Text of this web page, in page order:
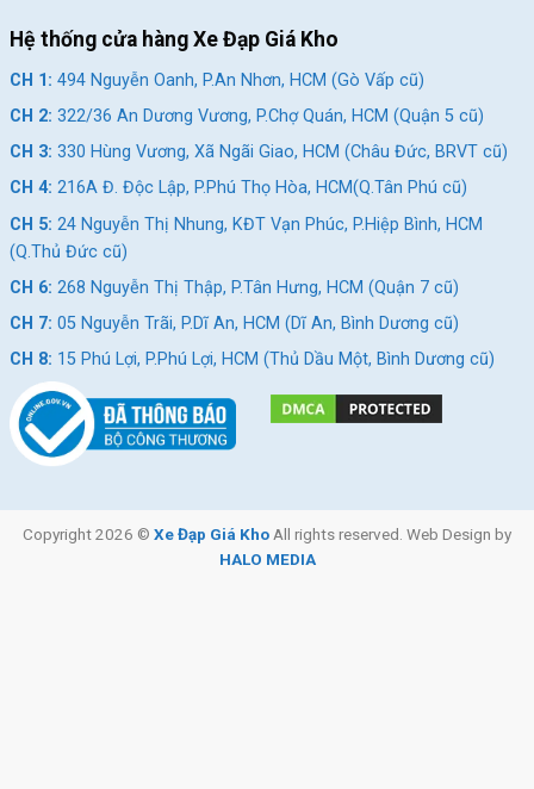
CH 7:05 Nguyễn Trãi, P.Dĩ An, HCM (Dĩ An, Bình Dương
CH 8:
15 Phú Lợi, P.Phú Lợi, HCM (Thủ Dầu Một, Bình
SKU: gaur
Thẻ: Shimano 105 ,Xe đạp đua Shimano 105 , Xe đạp tay đề lắc
Hệ thống cửa hàng Xe Đạp Giá Kho
CH 1: 494 Nguyễn Oanh, P.An Nhơn, HCM (Gò Vấp cũ)
CH 2: 322/36 An Dương Vương, P.Chợ Quán, HCM (Quận 5 cũ)
CH 3: 330 Hùng Vương, Xã Ngãi Giao, HCM (Châu Đức, BRVT cũ)
CH 4: 216A Đ. Độc Lập, P.Phú Thọ Hòa, HCM(Q.Tân Phú cũ)
CH 5: 24 Nguyễn Thị Nhung, KĐT Vạn Phúc, P.Hiệp Bình, HCM
(Q.Thủ Đức cũ)
CH 6: 268 Nguyễn Thị Thập, P.Tân Hưng, HCM (Quận 7 cũ)
CH 7: 05 Nguyễn Trãi, P.Dĩ An, HCM (Dĩ An, Bình Dương cũ)
CH 8: 15 Phú Lợi, P.Phú Lợi, HCM (Thủ Dầu Một, Bình Dương cũ)
Copyright 2026 © Xe Đạp Giá KhoAll rights reserved. Web Design by
HALO MEDIA